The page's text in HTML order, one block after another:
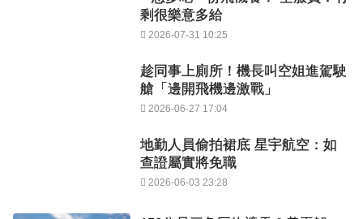
剩很樂意多給
2026-07-31 10:25
趁同事上廁所！機長叫空姐進駕駛
艙「邊開飛機邊激戰」
2026-06-27 17:04
地勤人員偷拍裙底 星宇航空：如
查證屬實將免職
2026-06-03 23:28